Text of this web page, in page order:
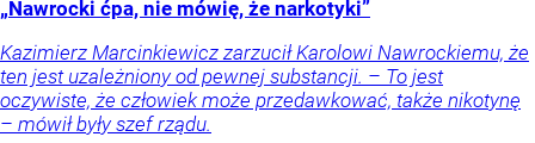
„Nawrocki ćpa, nie mówię, że narkotyki”
Kazimierz Marcinkiewicz zarzucił Karolowi Nawrockiemu, że
ten jest uzależniony od pewnej substancji. – To jest
oczywiste, że człowiek może przedawkować, także nikotynę
– mówił były szef rządu.